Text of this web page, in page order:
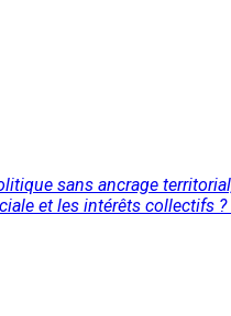
sans ancrage
et les intérêts collectifs ?